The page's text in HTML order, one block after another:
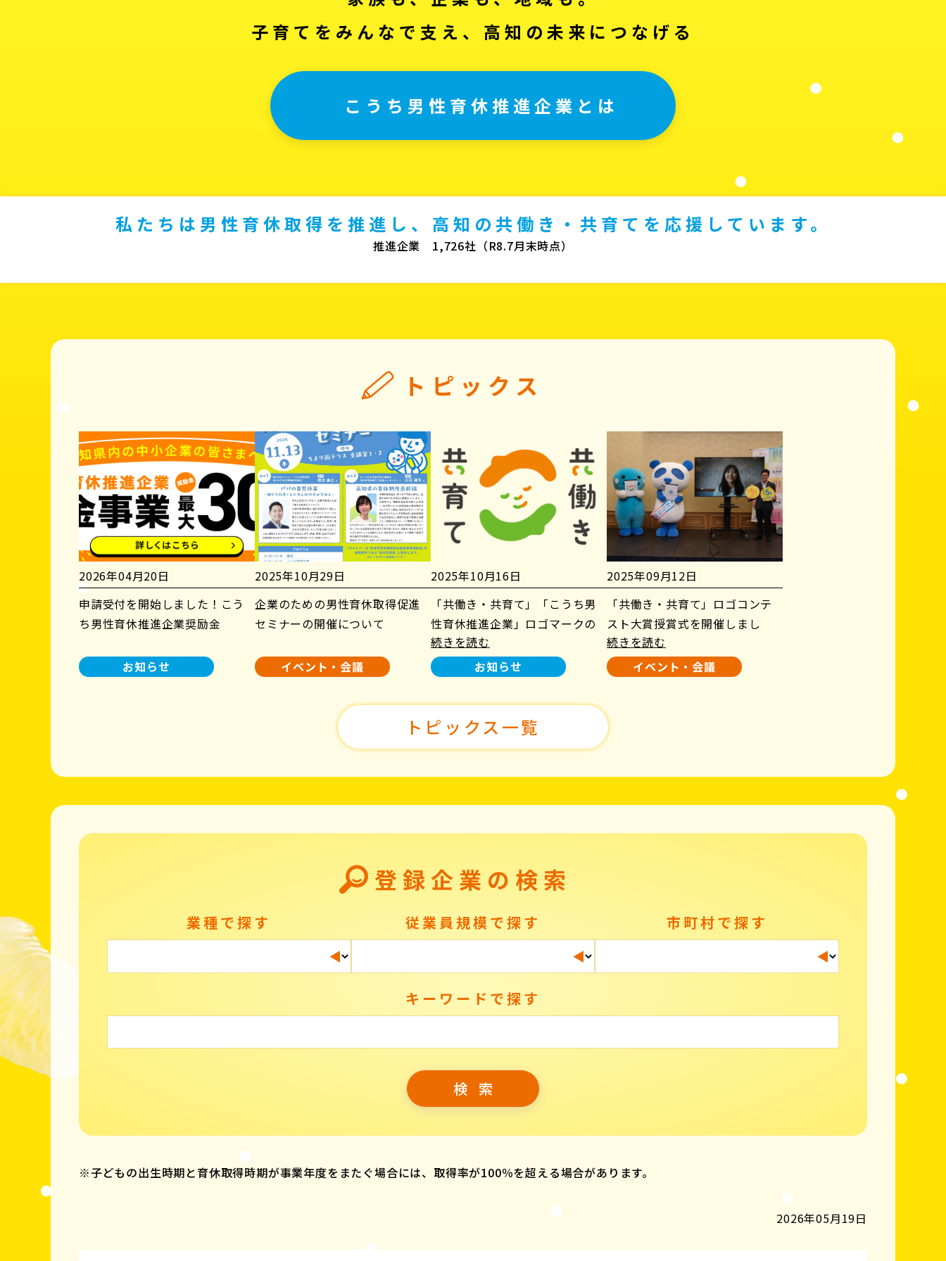
子育てをみんなで支え、高知の未来につなげる
こうち男性育休推進企業とは
私たちは男性育休取得を推進し、高知の共働き・共育てを応援しています。
推進企業 1,726社（R8.7月末時点）
トピックス
2026年04月20日
申請受付を開始しました！こう
ち男性育休推進企業奨励金
お知らせ
2025年10月29日
企業のための男性育休取得促進
セミナーの開催について
イベント・会議
2025年10月16日
「共働き・共育て」「こうち男
性育休推進企業」ロゴマークの
使用について
続きを読む
お知らせ
2025年09月12日
「共働き・共育て」ロゴコンテ
スト大賞授賞式を開催しまし
た！
続きを読む
イベント・会議
トピックス一覧
登録企業の検索
業種で探す 従業員規模で探す 市町村で探す
キーワードで探す
※子どもの出生時期と育休取得時期が事業年度をまたぐ場合には、取得率が100％を超える場合があります。
2026年05月19日